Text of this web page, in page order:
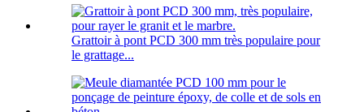
Grattoir à pont PCD 300 mm très populaire pour
le grattage...